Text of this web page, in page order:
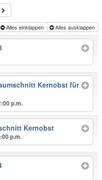
Alles einklappen Alles ausklappen
Kernobst für
p.m.
Kernobst
p.m.